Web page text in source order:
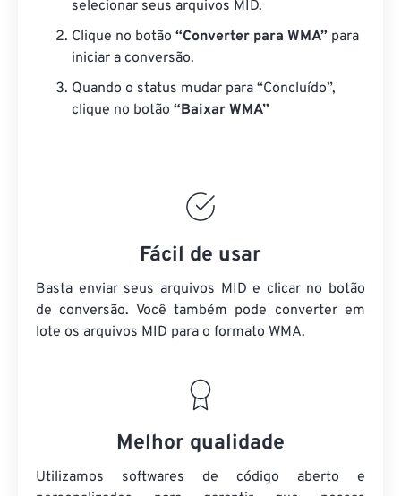
selecionar seus arquivos MID.
Clique no botão “Converter para WMA” para
iniciar a conversão.
Quando o status mudar para “Concluído”,
clique no botão “Baixar WMA”
Fácil de usar
Basta enviar seus arquivos MID e clicar no botão
de conversão. Você também pode converter em
lote os arquivos MID para o formato WMA.
Melhor qualidade
Utilizamos softwares de código aberto e